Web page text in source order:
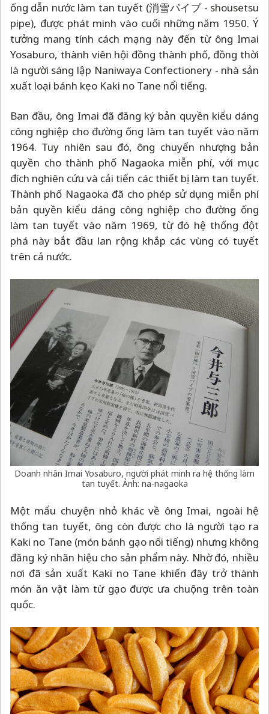
ống dẫn nước làm tan tuyết (消雪パイプ - shousetsu
pipe), được phát minh vào cuối những năm 1950. Ý
tưởng mang tính cách mạng này đến từ ông Imai
Yosaburo, thành viên hội đồng thành phố, đồng thời
là người sáng lập Naniwaya Confectionery - nhà sản
xuất loại bánh kẹo Kaki no Tane nổi tiếng.
Ban đầu, ông Imai đã đăng ký bản quyền kiểu dáng
công nghiệp cho đường ống làm tan tuyết vào năm
1964. Tuy nhiên sau đó, ông chuyển nhượng bản
quyền cho thành phố Nagaoka miễn phí, với mục
đích nghiên cứu và cải tiến các thiết bị làm tan tuyết.
Thành phố Nagaoka đã cho phép sử dụng miễn phí
bản quyền kiểu dáng công nghiệp cho đường ống
làm tan tuyết vào năm 1969, từ đó hệ thống đột
phá này bắt đầu lan rộng khắp các vùng có tuyết
trên cả nước.
Doanh nhân Imai Yosaburo, người phát minh ra hệ thống làm
tan tuyết. Ảnh: na-nagaoka
Một mẩu chuyện nhỏ khác về ông Imai, ngoài hệ
thống tan tuyết, ông còn được cho là người tạo ra
Kaki no Tane (món bánh gạo nổi tiếng) nhưng không
đăng ký nhãn hiệu cho sản phẩm này. Nhờ đó, nhiều
nơi đã sản xuất Kaki no Tane khiến đây trở thành
món ăn vặt làm từ gạo được ưa chuộng trên toàn
quốc.